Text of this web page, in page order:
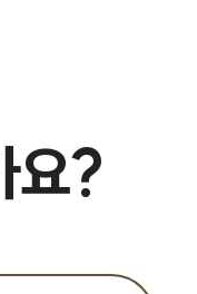
뉴스레터/브로슈어
요?